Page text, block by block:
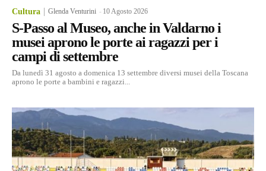
Cultura Glenda Venturini - 10 Agosto 2026
S-Passo al Museo, anche in Valdarno i
musei aprono le porte ai ragazzi per i
campi di settembre
Da lunedì 31 agosto a domenica 13 settembre diversi musei della Toscana
aprono le porte a bambini e ragazzi...